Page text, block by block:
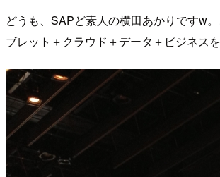
どうも、SAPど素人の横田あかりですw
ブレット＋クラウド＋データ＋ビジネス